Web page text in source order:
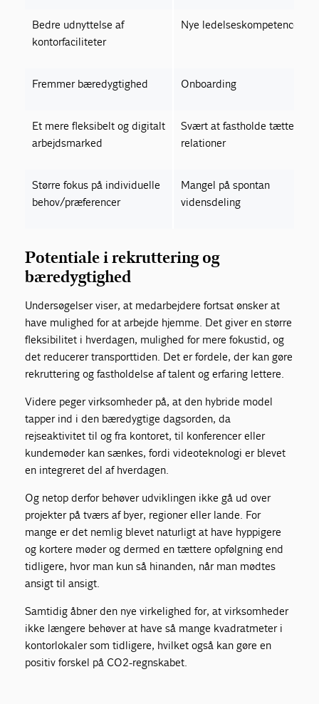
Bedre udnyttelse af
kontorfaciliteter
Nye ledelseskompetencer
Fremmer bæredygtighed Onboarding
Et mere fleksibelt og digitalt
arbejdsmarked
Svært at fastholde tætte
relationer
Større fokus på individuelle
behov/præferencer
Mangel på spontan
vidensdeling
Potentiale i rekruttering og
bæredygtighed
Undersøgelser viser, at medarbejdere fortsat ønsker at
have mulighed for at arbejde hjemme. Det giver en større
fleksibilitet i hverdagen, mulighed for mere fokustid, og
det reducerer transporttiden. Det er fordele, der kan gøre
rekruttering og fastholdelse af talent og erfaring lettere.
Videre peger virksomheder på, at den hybride model
tapper ind i den bæredygtige dagsorden, da
rejseaktivitet til og fra kontoret, til konferencer eller
kundemøder kan sænkes, fordi videoteknologi er blevet
en integreret del af hverdagen.
Og netop derfor behøver udviklingen ikke gå ud over
projekter på tværs af byer, regioner eller lande. For
mange er det nemlig blevet naturligt at have hyppigere
og kortere møder og dermed en tættere opfølgning end
tidligere, hvor man kun så hinanden, når man mødtes
ansigt til ansigt.
Samtidig åbner den nye virkelighed for, at virksomheder
ikke længere behøver at have så mange kvadratmeter i
kontorlokaler som tidligere, hvilket også kan gøre en
positiv forskel på CO2-regnskabet.